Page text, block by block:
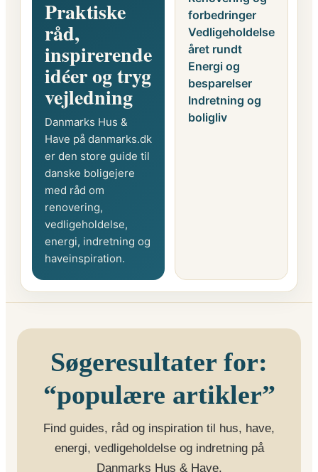
Praktiske
råd,
inspirerende
idéer og tryg
vejledning
Danmarks Hus &
Have på danmarks.dk
er den store guide til
danske boligejere
med råd om
renovering,
vedligeholdelse,
energi, indretning og
haveinspiration.
forbedringer
Vedligeholdelse
året rundt
Energi og
besparelser
Indretning og
boligliv
Søgeresultater for:
“populære artikler”
Find guides, råd og inspiration til hus, have,
energi, vedligeholdelse og indretning på
Danmarks Hus & Have.